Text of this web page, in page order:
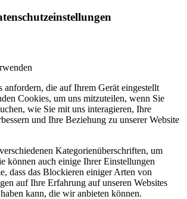
anfordern, die auf Ihrem Gerät eingestellt
Cookies, um uns mitzuteilen, wenn Sie
wie Sie mit uns interagieren, Ihre
und Ihre Beziehung zu unserer Website
Kategorienüberschriften, um
können auch einige Ihrer Einstellungen
dass das Blockieren einiger Arten von
auf Ihre Erfahrung auf unseren Websites
kann, die wir anbieten können.